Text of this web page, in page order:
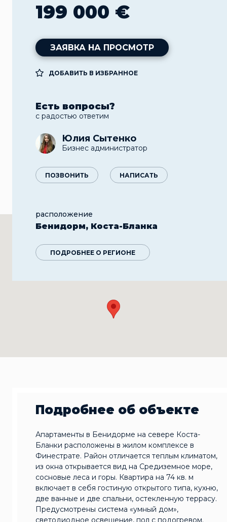
199 000 €
ЗАЯВКА НА ПРОСМОТР
ДОБАВИТЬ В ИЗБРАННОЕ
Есть вопросы?
с радостью ответим
Юлия Сытенко
Бизнес администратор
ПОЗВОНИТЬ НАПИСАТЬ
расположение
Бенидорм, Коста-Бланка
ПОДРОБНЕЕ О РЕГИОНЕ
Подробнее об объекте
Апартаменты в Бенидорме на севере Коста-
Бланки расположены в жилом комплексе в
Финестрате. Район отличается теплым климатом,
из окна открывается вид на Средиземное море,
сосновые леса и горы. Квартира на 74 кв. м
включает в себя гостиную открытого типа, кухню,
две ванные и две спальни, остекленную террасу.
Предусмотрены система «‎умный дом»‎,
светодиодное освещение, пол с подогревом.